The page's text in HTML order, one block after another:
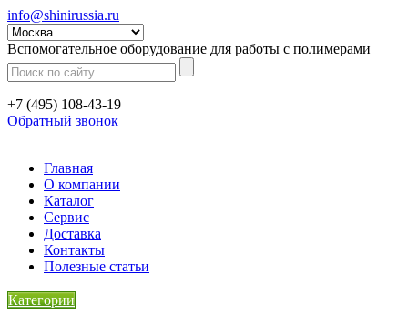
info@shinirussia.ru
Вспомогательное оборудование для работы с полимерами
+7 (495) 108-43-19
Обратный звонок
Главная
О компании
Каталог
Сервис
Доставка
Контакты
Полезные статьи
Категории